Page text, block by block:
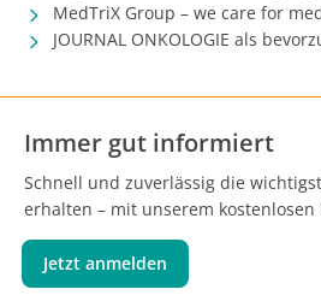
MedTriX Group – we care for
JOURNAL ONKOLOGIE als
Immer gut informiert
Schnell und zuverlässig die
erhalten – mit unserem kostenlosen
Jetzt anmelden